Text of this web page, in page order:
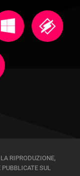
RIPRODUZIONE,
SUL